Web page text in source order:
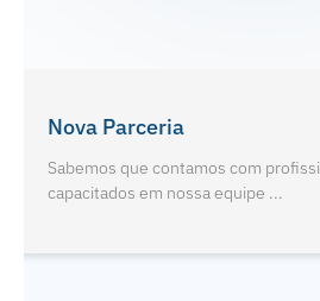
Férias De Julho E
Sabemos que contamos com
capacitados em nossa equipe ...